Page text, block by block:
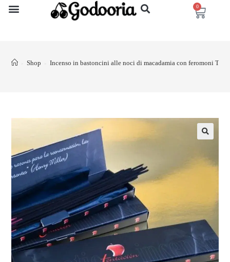
0
> Shop > Incenso in bastoncini alle noci di macadamia con feromoni